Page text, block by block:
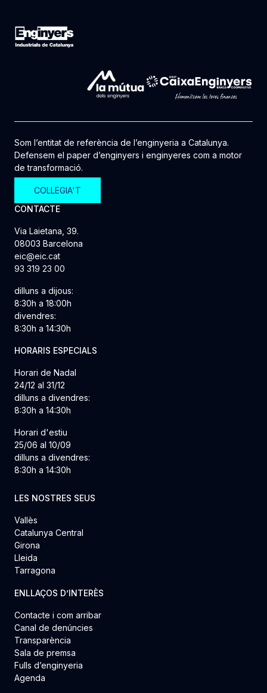
Som l’entitat de referència de l’enginyeria a Catalunya.
Defensem el paper d’enginyers i enginyeres com a motor
de transformació.
COL·LEGIA'T
CONTACTE
Via Laietana, 39.
08003 Barcelona
eic@eic.cat
93 319 23 00
dilluns a dijous:
8:30h a 18:00h
divendres:
8:30h a 14:30h
HORARIS ESPECIALS
Horari de Nadal
24/12 al 31/12
dilluns a divendres:
8:30h a 14:30h
Horari d'estiu
25/06 al 10/09
dilluns a divendres:
8:30h a 14:30h
LES NOSTRES SEUS
Vallès
Catalunya Central
Girona
Lleida
Tarragona
ENLLAÇOS D’INTERÈS
Contacte i com arribar
Canal de denúncies
Transparència
Sala de premsa
Fulls d’enginyeria
Agenda